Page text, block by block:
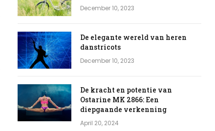
December 10, 2023
De elegante wereld van heren
danstricots
December 10, 2023
De kracht en potentie van
Ostarine MK 2866: Een
diepgaande verkenning
April 20, 2024